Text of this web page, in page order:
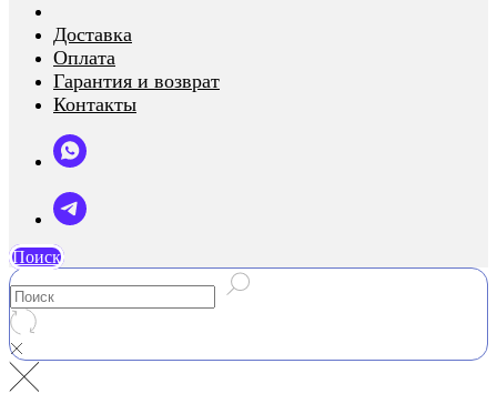
Доставка
Оплата
Гарантия и возврат
Контакты
Поиск